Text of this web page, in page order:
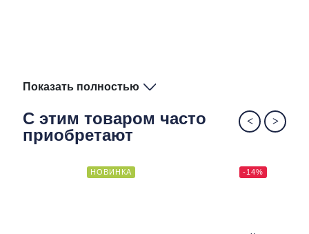
Показать полностью
С этим товаром часто
приобретают
НОВИНКА -14%